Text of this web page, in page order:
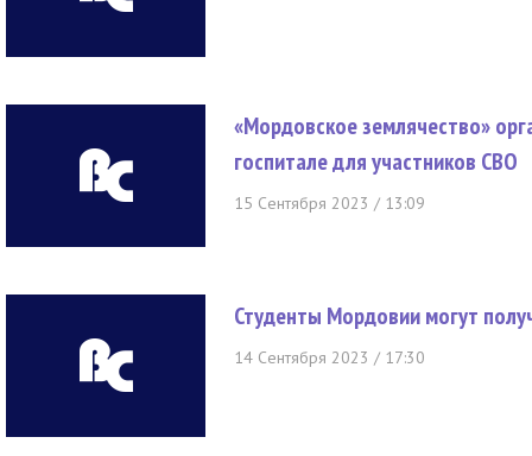
«Мордовское землячество»
госпитале для участников СВО
15 Сентября 2023 / 13:09
Студенты Мордовии могут
14 Сентября 2023 / 17:30